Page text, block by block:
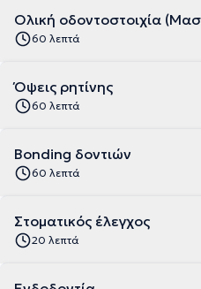
Ολική οδοντοστοιχία
60 λεπτά
Όψεις ρητίνης
60 λεπτά
Bonding δοντιών
60 λεπτά
Στοματικός έλεγχος
20 λεπτά